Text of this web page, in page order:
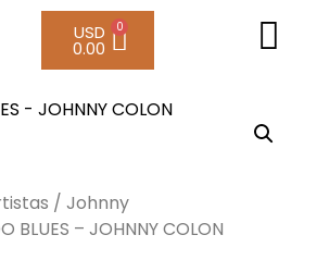
USD
0.00
0
/ Johnny
BLUES – JOHNNY COLON